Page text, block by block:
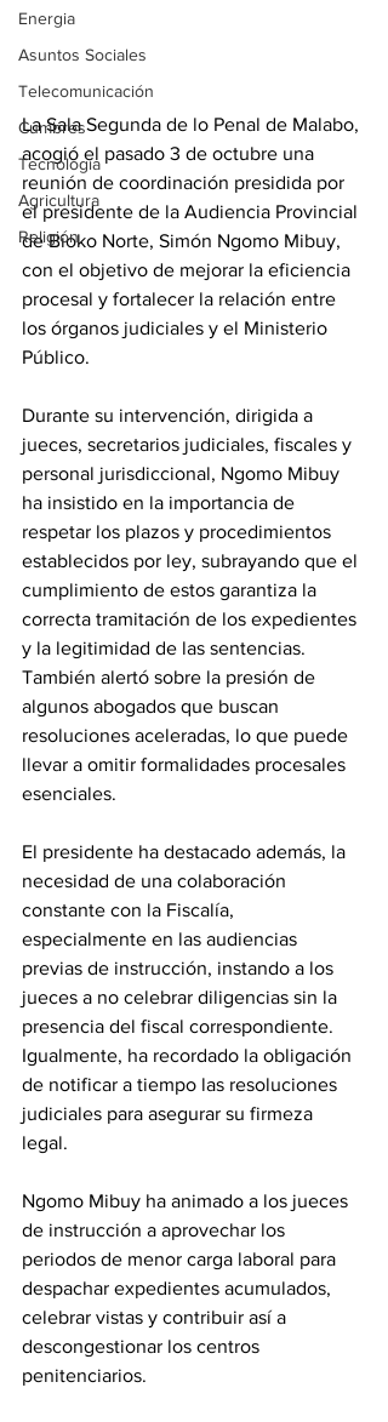
Energia
Asuntos Sociales
Telecomunicación
Cumbres
Tecnología
Agricultura
Religión
La Sala Segunda de lo Penal de Malabo,
acogió el pasado 3 de octubre una
reunión de coordinación presidida por
el presidente de la Audiencia Provincial
de Bioko Norte, Simón Ngomo Mibuy,
con el objetivo de mejorar la eficiencia
procesal y fortalecer la relación entre
los órganos judiciales y el Ministerio
Público.
Durante su intervención, dirigida a
jueces, secretarios judiciales, fiscales y
personal jurisdiccional, Ngomo Mibuy
ha insistido en la importancia de
respetar los plazos y procedimientos
establecidos por ley, subrayando que el
cumplimiento de estos garantiza la
correcta tramitación de los expedientes
y la legitimidad de las sentencias.
También alertó sobre la presión de
algunos abogados que buscan
resoluciones aceleradas, lo que puede
llevar a omitir formalidades procesales
esenciales.
El presidente ha destacado además, la
necesidad de una colaboración
constante con la Fiscalía,
especialmente en las audiencias
previas de instrucción, instando a los
jueces a no celebrar diligencias sin la
presencia del fiscal correspondiente.
Igualmente, ha recordado la obligación
de notificar a tiempo las resoluciones
judiciales para asegurar su firmeza
legal.
Ngomo Mibuy ha animado a los jueces
de instrucción a aprovechar los
periodos de menor carga laboral para
despachar expedientes acumulados,
celebrar vistas y contribuir así a
descongestionar los centros
penitenciarios.